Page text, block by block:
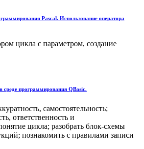
Pascal. Использование оператора
цикла с параметром, создание
программирования QBasic.
самостоятельность;
ответственность и
цикла; разобрать блок-схемы
познакомить с правилами записи